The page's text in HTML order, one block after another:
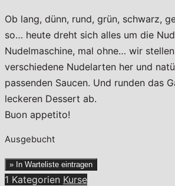
Ob lang, dünn, rund, grün, schwarz,
so… heute dreht sich alles um die
Nudelmaschine, mal ohne… wir
verschiedene Nudelarten her und
passenden Saucen. Und runden das
leckeren Dessert ab.
Buon appetito!
Ausgebucht
» In Warteliste eintragen
1 Kategorien Kurse